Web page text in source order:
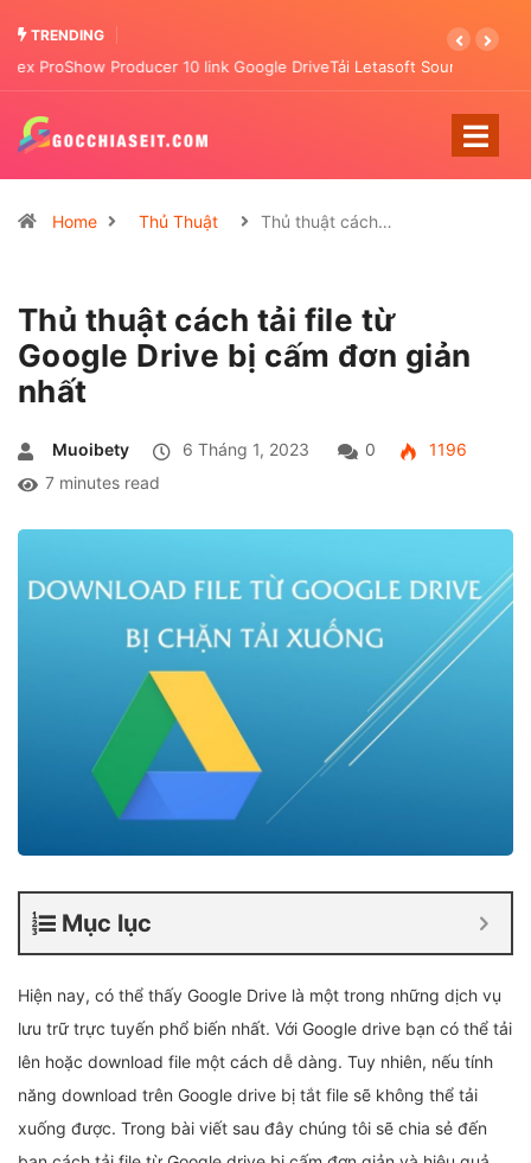
TRENDING
Tải Letasoft Sound Booster full crack Google Drive 2023
Home Thủ Thuật Thủ thuật cách…
Thủ thuật cách tải file từ
Google Drive bị cấm đơn giản
nhất
Muoibety 6 Tháng 1, 2023 0
1196
7 minutes read
Mục lục
Hiện nay, có thể thấy Google Drive là một trong những dịch vụ
lưu trữ trực tuyến phổ biến nhất. Với Google drive bạn có thể tải
lên hoặc download file một cách dễ dàng. Tuy nhiên, nếu tính
năng download trên Google drive bị tắt file sẽ không thể tải
xuống được. Trong bài viết sau đây chúng tôi sẽ chia sẻ đến